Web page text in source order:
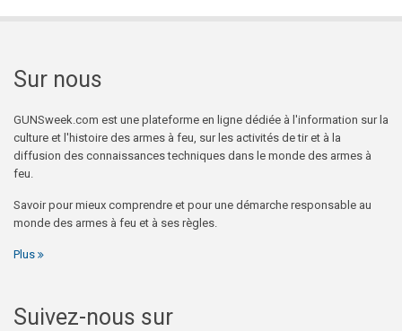
Sur nous
GUNSweek.com est une plateforme en ligne dédiée à l'information sur la
culture et l'histoire des armes à feu, sur les activités de tir et à la
diffusion des connaissances techniques dans le monde des armes à
feu.
Savoir pour mieux comprendre et pour une démarche responsable au
monde des armes à feu et à ses règles.
Plus
Suivez-nous sur